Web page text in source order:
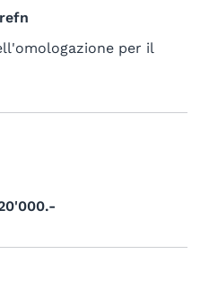
per il